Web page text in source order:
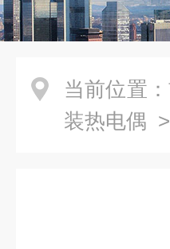
当前位置：
装热电偶